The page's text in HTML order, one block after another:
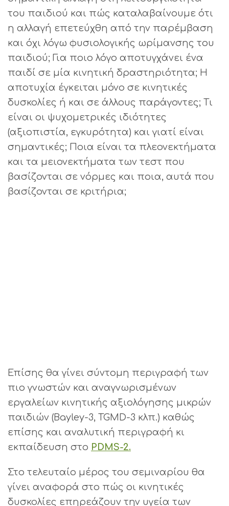
του παιδιού και πώς καταλαβαίνουμε ότι
η αλλαγή επετεύχθη από την παρέμβαση
και όχι λόγω φυσιολογικής ωρίμανσης του
παιδιού; Για ποιο λόγο αποτυγχάνει ένα
παιδί σε μία κινητική δραστηριότητα; Η
αποτυχία έγκειται μόνο σε κινητικές
δυσκολίες ή και σε άλλους παράγοντες; Τι
είναι οι ψυχομετρικές ιδιότητες
(αξιοπιστία, εγκυρότητα) και γιατί είναι
σημαντικές; Ποια είναι τα πλεονεκτήματα
και τα μειονεκτήματα των τεστ που
βασίζονται σε νόρμες και ποια, αυτά που
βασίζονται σε κριτήρια;
Επίσης θα γίνει σύντομη περιγραφή των
πιο γνωστών και αναγνωρισμένων
εργαλείων κινητικής αξιολόγησης μικρών
παιδιών (Bayley-3, TGMD-3 κλπ.) καθώς
επίσης και αναλυτική περιγραφή κι
εκπαίδευση στο PDMS-2.
Στο τελευταίο μέρος του σεμιναρίου θα
γίνει αναφορά στο πώς οι κινητικές
δυσκολίες επηρεάζουν την υγεία των